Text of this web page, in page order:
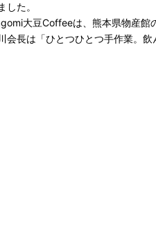
した。
大豆Coffeeは、熊本県物産館
会長は「ひとつひとつ手作業。飲